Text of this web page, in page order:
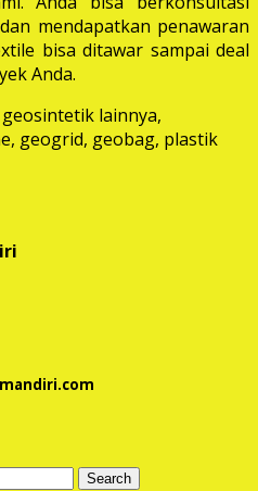
mendapatkan penawaran
bisa ditawar sampai deal
Anda.
lainnya,
geogrid, geobag, plastik